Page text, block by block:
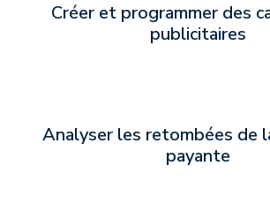
Créer et programmer des
publicitaires
Analyser les retombées de
payante